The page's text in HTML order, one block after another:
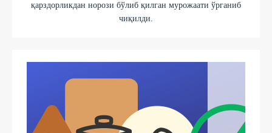
қарздорликдан норози бўлиб қилган мурожаати ўрганиб
чиқилди.